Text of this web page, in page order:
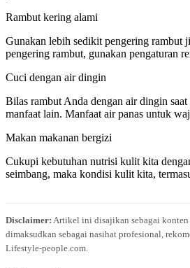
Rambut kering alami
Gunakan lebih sedikit pengering rambut
pengering rambut, gunakan pengaturan
Cuci dengan air dingin
Bilas rambut Anda dengan air dingin
manfaat lain. Manfaat air panas untuk
Makan makanan bergizi
Cukupi kebutuhan nutrisi kulit kita
seimbang, maka kondisi kulit kita,
Disclaimer: Artikel ini disajikan sebagai konten
dimaksudkan sebagai nasihat profesional,
Lifestyle-people.com.